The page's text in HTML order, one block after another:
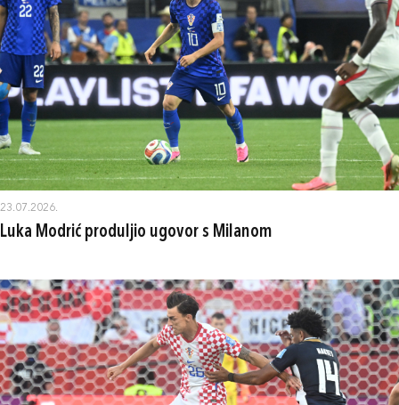
23.07.2026.
Luka Modrić produljio ugovor s Milanom